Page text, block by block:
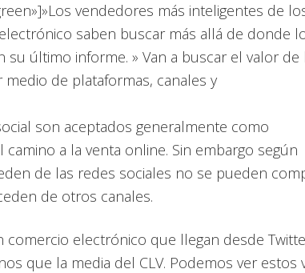
vendedores más inteligentes de
saben buscar más allá de donde
su último informe. » Van a buscar el valor de
de plataformas, canales y
son aceptados generalmente como
a la venta online. Sin embargo según
de las redes sociales no se pueden
de otros canales.
comercio electrónico que llegan desde
que la media del CLV. Podemos ver estos